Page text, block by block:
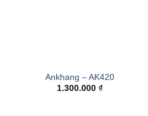
Ankhang – AK420
1.300.000 ₫